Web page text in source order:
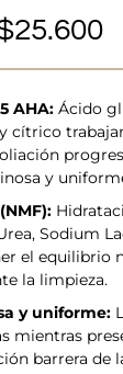
25.600
AHA: Ácido
cítrico
y
Sodium
el equilibrio
la limpieza.
y uniforme:
mientras
barrera de